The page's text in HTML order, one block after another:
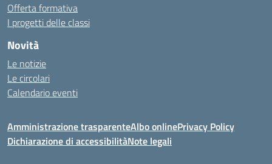
Offerta formativa
I progetti delle classi
Novità
Le notizie
Le circolari
Calendario eventi
Amministrazione trasparenteAlbo onlinePrivacy Policy
Dichiarazione di accessibilitàNote legali